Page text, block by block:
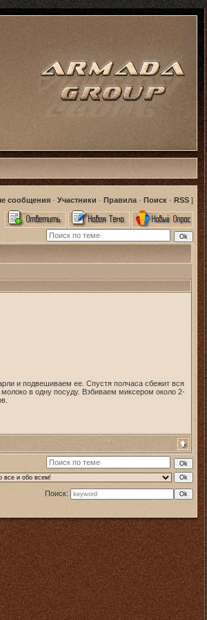
сообщения · Участники · Правила · Поиск · RSS ]
и подвешиваем ее. Спустя полчаса сбежит вся
в одну посуду. Взбиваем миксером около 2-
Поиск: